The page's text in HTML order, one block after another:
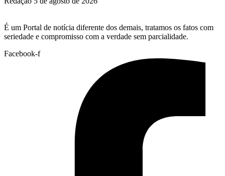
É um Portal de notícia diferente dos demais, tratamos os fatos com
seriedade e compromisso com a verdade sem parcialidade.
Facebook-f